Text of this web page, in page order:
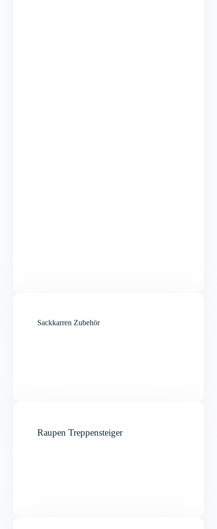
Sackkarren Zubehör
Raupen Treppensteiger